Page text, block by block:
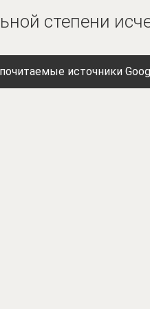
степени
источники